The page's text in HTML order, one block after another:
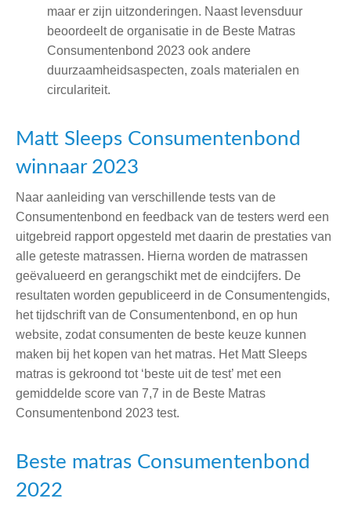
maar er zijn uitzonderingen. Naast levensduur
beoordeelt de organisatie in de Beste Matras
Consumentenbond 2023 ook andere
duurzaamheidsaspecten, zoals materialen en
circulariteit.
Matt Sleeps Consumentenbond
winnaar 2023
Naar aanleiding van verschillende tests van de
Consumentenbond en feedback van de testers werd een
uitgebreid rapport opgesteld met daarin de prestaties van
alle geteste matrassen. Hierna worden de matrassen
geëvalueerd en gerangschikt met de eindcijfers. De
resultaten worden gepubliceerd in de Consumentengids,
het tijdschrift van de Consumentenbond, en op hun
website, zodat consumenten de beste keuze kunnen
maken bij het kopen van het matras. Het Matt Sleeps
matras is gekroond tot ‘beste uit de test’ met een
gemiddelde score van 7,7 in de Beste Matras
Consumentenbond 2023 test.
Beste matras Consumentenbond
2022